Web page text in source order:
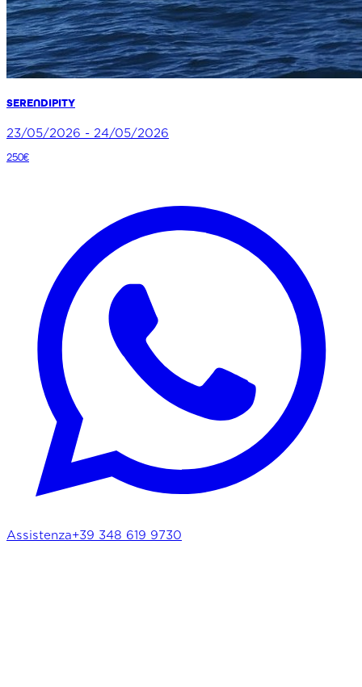
SERENDIPITY
23/05/2026 - 24/05/2026
250€
Assistenza+39 348 619 9730